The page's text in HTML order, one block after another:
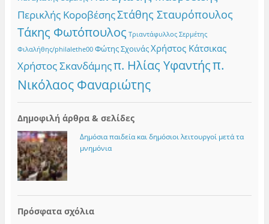
Περικλής ΚοροβέσηςΣτάθης Σταυρόπουλος
Τάκης Φωτόπουλος Τριαντάφυλλος Σερμέτης
Φιλαλήθης/philalethe00 Φώτης ΣχοινάςΧρήστος Κάτσικας
Χρήστος Σκανδάμηςπ. Ηλίας Υφαντήςπ.
Νικόλαος Φαναριώτης
Δημοφιλή άρθρα & σελίδες
Δημόσια παιδεία και δημόσιοι λειτουργοί μετά τα
μνημόνια
Πρόσφατα σχόλια